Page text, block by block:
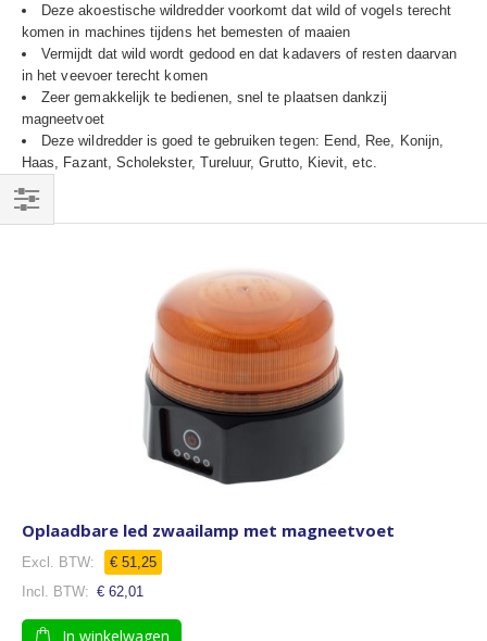
Deze akoestische wildredder voorkomt dat wild of vogels terecht
komen in machines tijdens het bemesten of maaien
Vermijdt dat wild wordt gedood en dat kadavers of resten daarvan
in het veevoer terecht komen
Zeer gemakkelijk te bedienen, snel te plaatsen dankzij
magneetvoet
Deze wildredder is goed te gebruiken tegen: Eend, Ree, Konijn,
Haas, Fazant, Scholekster, Tureluur, Grutto, Kievit, etc.
Oplaadbare led zwaailamp met magneetvoet
€ 51,25
€ 62,01
In winkelwagen
Filteren